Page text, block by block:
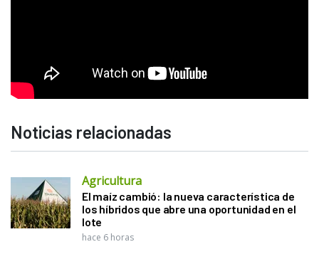
Noticias relacionadas
Agricultura
El maíz cambió: la nueva característica de
los híbridos que abre una oportunidad en el
lote
hace 6 horas